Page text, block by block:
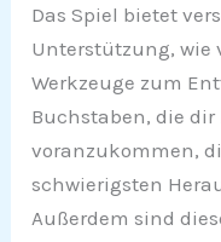
Das Spiel bietet
Unterstützung, wie
Werkzeuge zum
Buchstaben, die
voranzukommen,
schwierigsten
Außerdem sind